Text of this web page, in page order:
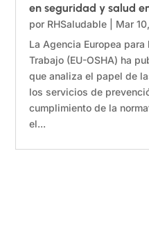
en seguridad y salud
por RHSaludable
Mar
La Agencia Europea
Trabajo (EU-OSHA) ha
que analiza el papel de
los servicios de
cumplimiento de la
el...